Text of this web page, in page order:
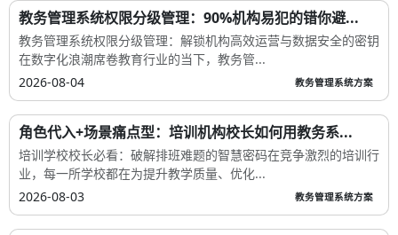
教务管理系统权限分级管理：90%机构易犯的错你避...
教务管理系统权限分级管理：解锁机构高效运营与数据安全的密钥
在数字化浪潮席卷教育行业的当下，教务管...
2026-08-04
教务管理系统方案
角色代入+场景痛点型：培训机构校长如何用教务系...
培训学校校长必看：破解排班难题的智慧密码在竞争激烈的培训行
业，每一所学校都在为提升教学质量、优化...
2026-08-03
教务管理系统方案